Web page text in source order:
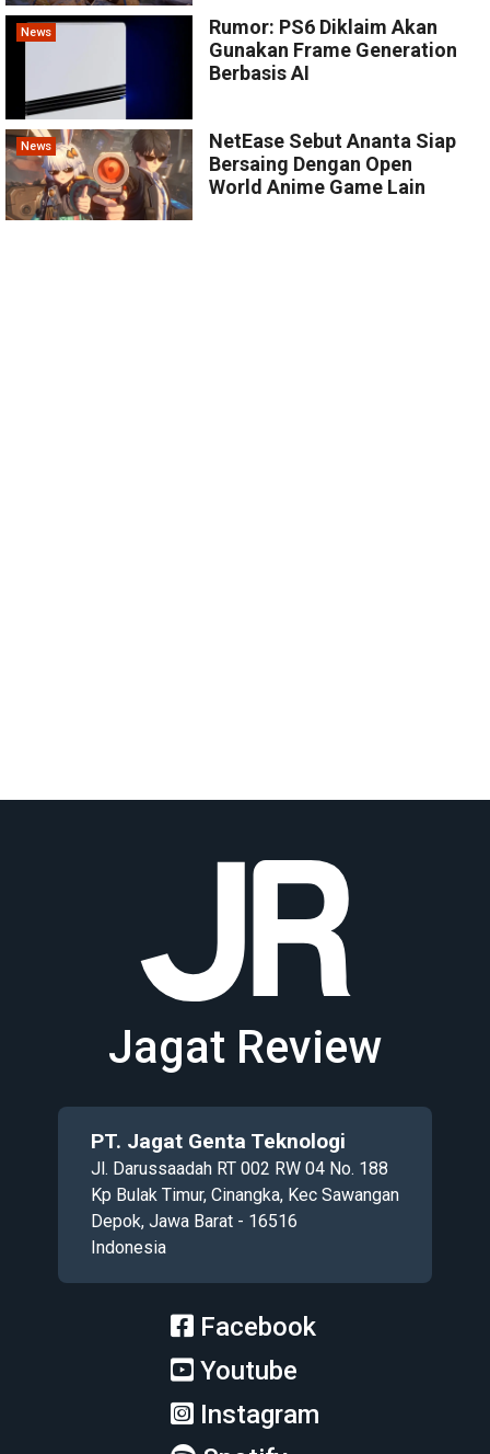
News
Rumor: PS6 Diklaim Akan
Gunakan Frame Generation
Berbasis AI
News
NetEase Sebut Ananta Siap
Bersaing Dengan Open
World Anime Game Lain
Jagat Review
PT. Jagat Genta Teknologi
Jl. Darussaadah RT 002 RW 04 No. 188
Kp Bulak Timur, Cinangka, Kec Sawangan
Depok, Jawa Barat - 16516
Indonesia
Facebook
Youtube
Instagram